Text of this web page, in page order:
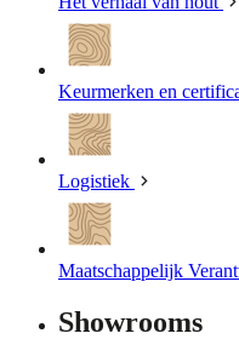
Keurmerken en
Logistiek
Maatschappelijk
Showrooms